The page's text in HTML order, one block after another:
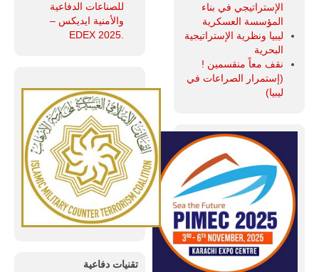
الإستراتيجي في بناء
المؤسسة العسكرية
ليبيا ونظرية الإستراتيجية
البحرية
نقف معاً منقسمين !
(إستمرار الصراعات في
ليبيا)
للصناعات الدفاعية
والأمنية ايديكس ‒
.EDEX 2025
تقنيات دفاعية